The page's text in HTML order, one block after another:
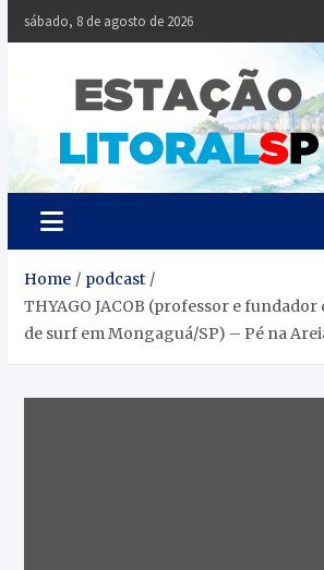
Skip
sábado, 8 de agosto de 2026
Home
podcast
THYAGO JACOB (professor e fundador
de surf em Mongaguá/SP) – Pé na